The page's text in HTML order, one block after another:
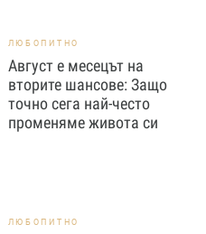
ЛЮБОПИТНО
Август е месецът на
вторите шансове: Защо
точно сега най-често
променяме живота си
ЛЮБОПИТНО